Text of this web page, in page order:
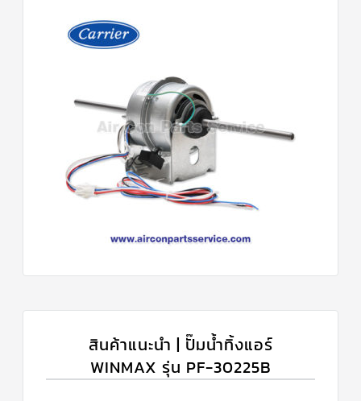
สินค้าแนะนำ | ปั๊มน้ำทิ้งแอร์
WINMAX รุ่น PF-30225B